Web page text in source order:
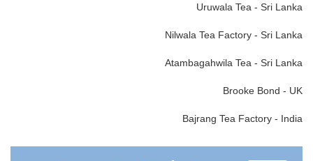
Uruwala Tea - Sri Lanka
Nilwala Tea Factory - Sri Lanka
Atambagahwila Tea - Sri Lanka
Brooke Bond - UK
Bajrang Tea Factory - India